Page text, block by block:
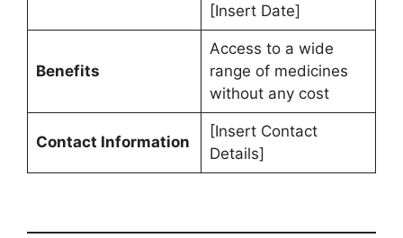
[Insert Date]
Benefits
Access to a wide
range of medicines
without any cost
Contact Information
[Insert Contact
Details]